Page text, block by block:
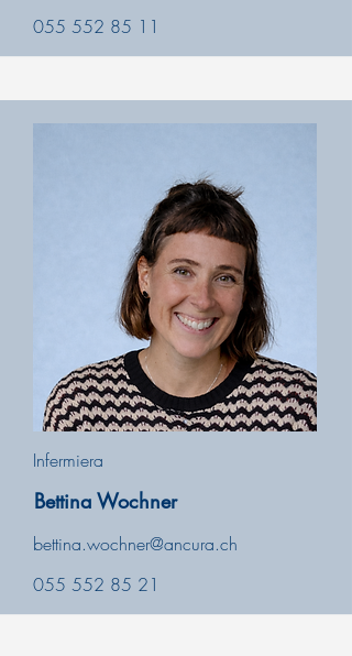
055 552 85 11
Infermiera
Bettina Wochner
bettina.wochner@ancura.ch
055 552 85 21